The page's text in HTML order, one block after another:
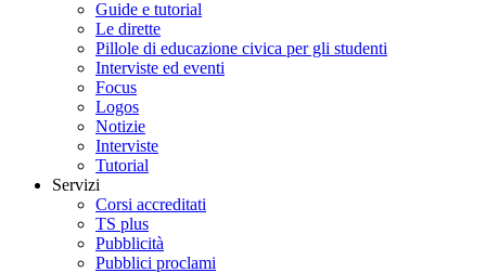
Guide e tutorial
Le dirette
Pillole di educazione civica per gli studenti
Interviste ed eventi
Focus
Logos
Notizie
Interviste
Tutorial
Servizi
Corsi accreditati
TS plus
Pubblicità
Pubblici proclami